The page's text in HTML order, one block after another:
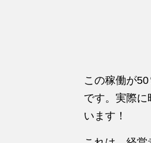
この稼働が
です。実際
います！